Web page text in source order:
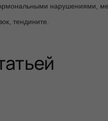
нарушениями,
тендините.